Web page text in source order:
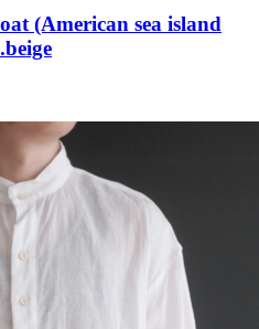
(American sea island